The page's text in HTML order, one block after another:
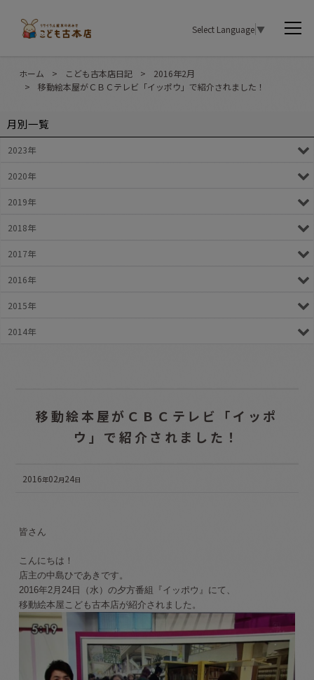
Select Language▼
ホーム > こども古本店日記 >
2016年2月
>
移動絵本屋がＣＢＣテレビ「イッポウ」で紹介されました！
移動絵本屋がＣＢＣテレビ「イッポ
ウ」で紹介されました！
2016年02月24日
皆さん
こんにちは！
店主の中島ひであきです。
2016年2月24日（水）の夕方番組『イッポウ』にて、
移動絵本屋こども古本店が紹介されました。
月別一覧
2023年
2020年
2019年
2018年
2017年
2016年
2015年
2014年